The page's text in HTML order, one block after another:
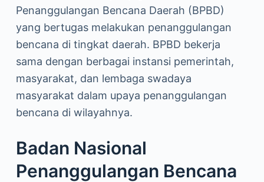
Penanggulangan Bencana Daerah (BPBD)
yang bertugas melakukan penanggulangan
bencana di tingkat daerah. BPBD bekerja
sama dengan berbagai instansi pemerintah,
masyarakat, dan lembaga swadaya
masyarakat dalam upaya penanggulangan
bencana di wilayahnya.
Badan Nasional
Penanggulangan Bencana